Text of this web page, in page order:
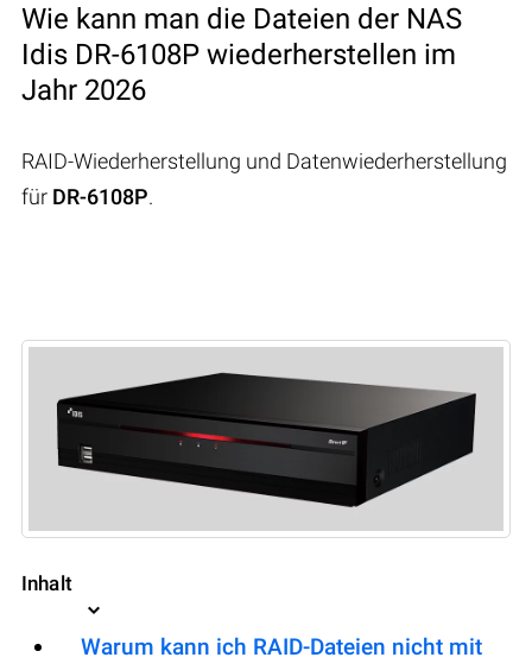
Wie kann man die Dateien der NAS
Idis DR-6108P wiederherstellen im
Jahr 2026
RAID-Wiederherstellung und Datenwiederherstellung
für DR-6108P.
Inhalt
Warum kann ich RAID-Dateien nicht mit